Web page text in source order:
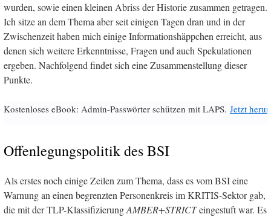
wurden, sowie einen kleinen Abriss der Historie zusammen getragen.
Ich sitze an dem Thema aber seit einigen Tagen dran und in der
Zwischenzeit haben mich einige Informationshäppchen erreicht, aus
denen sich weitere Erkenntnisse, Fragen und auch Spekulationen
ergeben. Nachfolgend findet sich eine Zusammenstellung dieser
Punkte.
Kostenloses eBook: Admin-Passwörter schützen mit LAPS. Jetzt
Offenlegungspolitik des BSI
Als erstes noch einige Zeilen zum Thema, dass es vom BSI eine
Warnung an einen begrenzten Personenkreis im KRITIS-Sektor gab,
die mit der TLP-KlassifizierungAMBER+STRICTeingestuft war. Es